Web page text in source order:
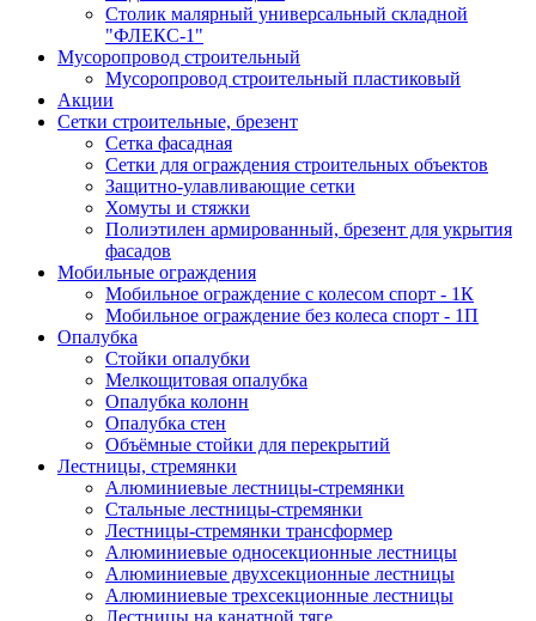
Столик малярный универсальный складной
"ФЛЕКС-1"
Мусоропровод строительный
Мусоропровод строительный пластиковый
Акции
Сетки строительные, брезент
Сетка фасадная
Сетки для ограждения строительных объектов
Защитно-улавливающие сетки
Хомуты и стяжки
Полиэтилен армированный, брезент для укрытия
фасадов
Мобильные ограждения
Мобильное ограждение с колесом спорт - 1К
Мобильное ограждение без колеса спорт - 1П
Опалубка
Стойки опалубки
Мелкощитовая опалубка
Опалубка колонн
Опалубка стен
Объёмные стойки для перекрытий
Лестницы, стремянки
Алюминиевые лестницы-стремянки
Стальные лестницы-стремянки
Лестницы-стремянки трансформер
Алюминиевые односекционные лестницы
Алюминиевые двухсекционные лестницы
Алюминиевые трехсекционные лестницы
Лестницы на канатной тяге